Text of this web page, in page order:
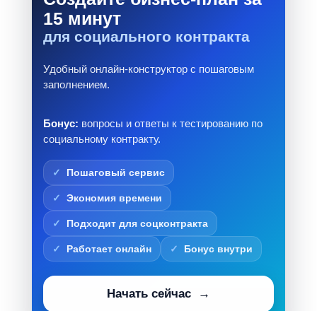
15 минут
для социального контракта
Удобный онлайн-конструктор с пошаговым
заполнением.
Бонус: вопросы и ответы к тестированию по
социальному контракту.
Пошаговый сервис
Экономия времени
Подходит для соцконтракта
Работает онлайн Бонус внутри
Начать сейчас